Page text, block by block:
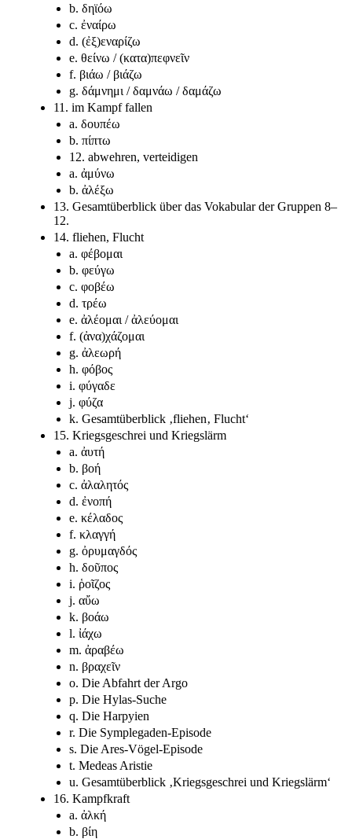
b. δηϊόω
c. ἐναίρω
d. (ἐξ)εναρίζω
e. θείνω / (κατα)πεφνεῖν
f. βιάω / βιάζω
g. δάμνημι / δαμνάω / δαμάζω
11. im Kampf fallen
a. δουπέω
b. πίπτω
12. abwehren, verteidigen
a. ἀμύνω
b. ἀλέξω
13. Gesamtüberblick über das Vokabular der Gruppen 8–
12.
14. fliehen, Flucht
a. φέβομαι
b. φεύγω
c. φοβέω
d. τρέω
e. ἀλέομαι / ἀλεύομαι
f. (ἀνα)χάζομαι
g. ἀλεωρή
h. φόβος
i. φύγαδε
j. φύζα
k. Gesamtüberblick ‚fliehen‚ Flucht‘
15. Kriegsgeschrei und Kriegslärm
a. ἀυτή
b. βοή
c. ἀλαλητός
d. ἐνοπή
e. κέλαδος
f. κλαγγή
g. ὀρυμαγδός
h. δοῦπος
i. ῥοῖζος
j. αὔω
k. βοάω
l. ἰάχω
m. ἀραβέω
n. βραχεῖν
o. Die Abfahrt der Argo
p. Die Hylas-Suche
q. Die Harpyien
r. Die Symplegaden-Episode
s. Die Ares-Vögel-Episode
t. Medeas Aristie
u. Gesamtüberblick ‚Kriegsgeschrei und Kriegslärm‘
16. Kampfkraft
a. ἀλκή
b. βίη